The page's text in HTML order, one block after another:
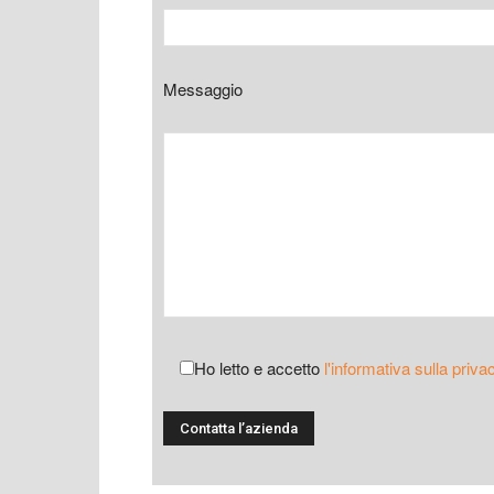
Messaggio
Ho letto e accetto l'informativa sulla